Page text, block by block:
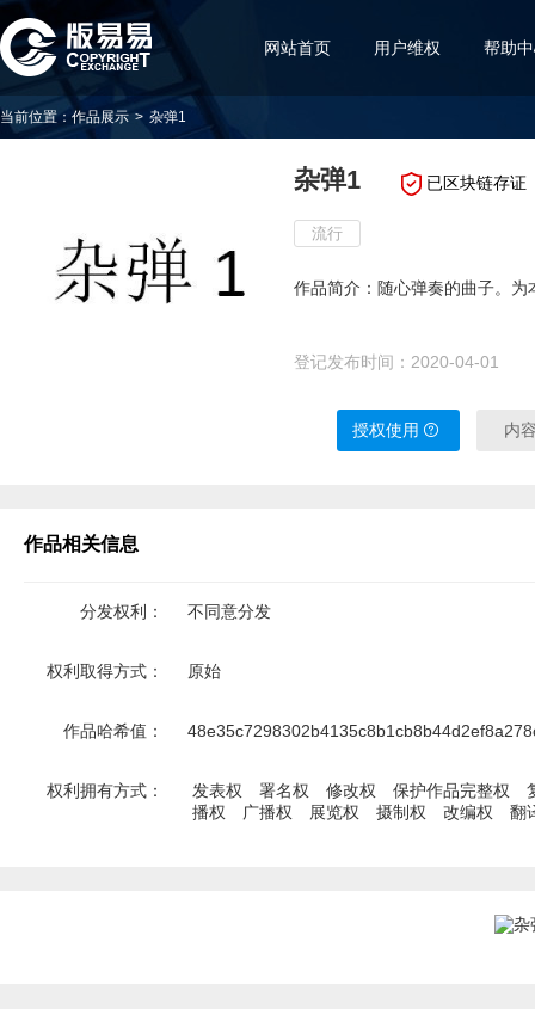
网站首页 用户维权 帮助
当前位置： 作品展示 > 杂弹1
杂弹1 已区块链存证
流行
作品简介：随心弹奏的曲子。为
登记发布时间： 2020-04-01
授权使用 内
作品相关信息
分发权利： 不同意分发
权利取得方式： 原始
作品哈希值：
权利拥有方式： 发表权 署名权 修改权 保护作品完整权
播权
广播权 展览权 摄制权 改编权 翻